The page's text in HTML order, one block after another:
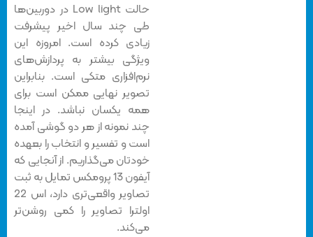
حالت Low light در دوربین‌ها
طی چند سال اخیر پیشرفت
زیادی کرده است. امروزه این
ویژگی بیشتر به پردازش‌های
نرم‌افزاری متکی است. بنابراین
تصویر نهایی ممکن است برای
همه یکسان نباشد. در اینجا
چند نمونه از هر دو گوشی آمده
است و تفسیر و انتخاب را بعهده
خودتان می‌گذاریم. از آنجایی که
آیفون 13 پرومکس تمایل به ثبت
تصاویر واقعی‌تری دارد، اس 22
اولترا تصاویر را کمی روشن‌تر
می‌کند.